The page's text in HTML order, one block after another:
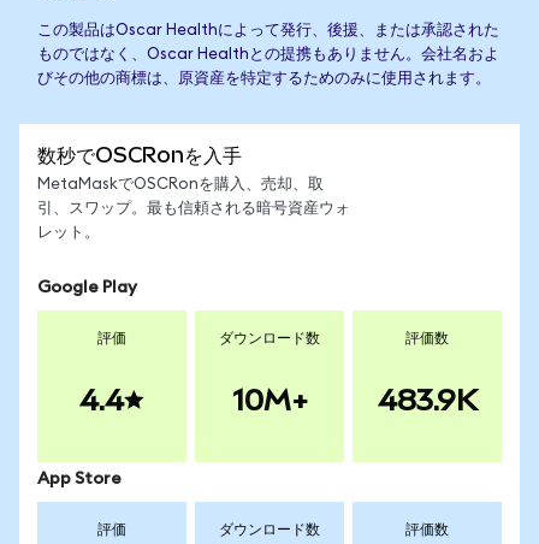
この製品はOscar Healthによって発行、後援、または承認された
ものではなく、Oscar Healthとの提携もありません。会社名およ
びその他の商標は、原資産を特定するためのみに使用されます。
数秒でOSCRonを入手
MetaMaskでOSCRonを購入、売却、取
引、スワップ。最も信頼される暗号資産ウォ
レット。
Google Play
評価
4.4
ダウンロード数
10M+
評価数
483.9K
App Store
評価 ダウンロード数 評価数